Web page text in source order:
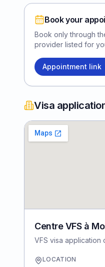
Book your
Book only through
provider listed for
Appointment link
Visa
Centre VFS à
VFS visa application
LOCATION